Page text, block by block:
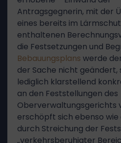
Antragsgegnerin, mit der
eines bereits im
enthaltenen
die Festsetzungen und
Bebauungsplans werde
der Sache nicht geändert,
lediglich klarstellend
an den Feststellungen des
Oberverwaltungsgerichts
erschöpft sich ebenso wie
durch Streichung der
„verkehrsberuhigter